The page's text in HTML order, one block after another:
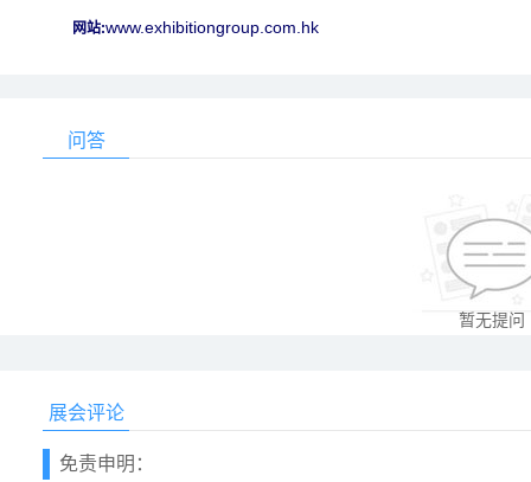
网站:www.exhibitiongroup.com.hk
问答
暂无提问
展会评论
免责申明：